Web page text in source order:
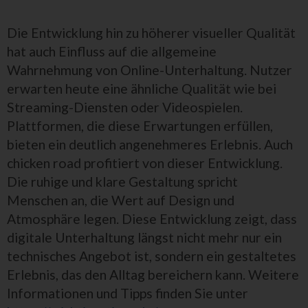
Die Entwicklung hin zu höherer visueller Qualität
hat auch Einfluss auf die allgemeine
Wahrnehmung von Online-Unterhaltung. Nutzer
erwarten heute eine ähnliche Qualität wie bei
Streaming-Diensten oder Videospielen.
Plattformen, die diese Erwartungen erfüllen,
bieten ein deutlich angenehmeres Erlebnis. Auch
chicken road profitiert von dieser Entwicklung.
Die ruhige und klare Gestaltung spricht
Menschen an, die Wert auf Design und
Atmosphäre legen. Diese Entwicklung zeigt, dass
digitale Unterhaltung längst nicht mehr nur ein
technisches Angebot ist, sondern ein gestaltetes
Erlebnis, das den Alltag bereichern kann. Weitere
Informationen und Tipps finden Sie unter